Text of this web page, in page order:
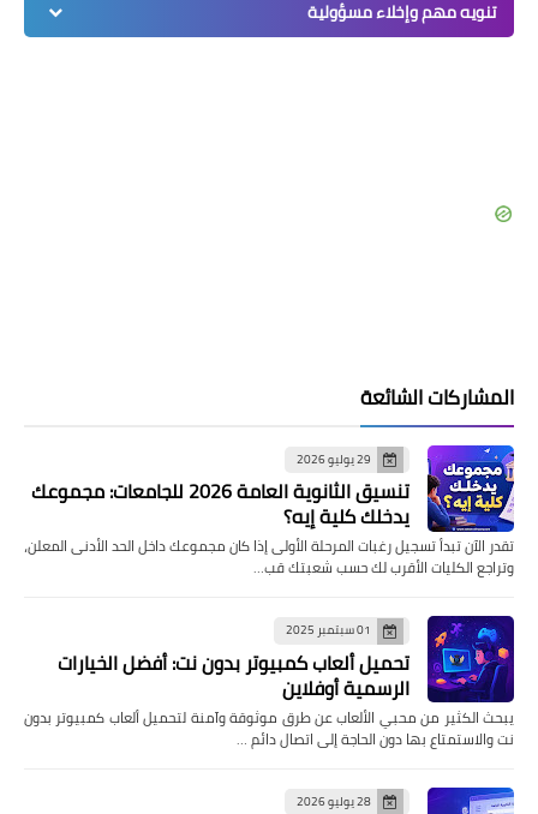
تنويه مهم وإخلاء مسؤولية
المشاركات الشائعة
29 يوليو 2026
تنسيق الثانوية العامة 2026 للجامعات: مجموعك
يدخلك كلية إيه؟
تقدر الآن تبدأ تسجيل رغبات المرحلة الأولى إذا كان مجموعك داخل الحد الأدنى المعلن،
وتراجع الكليات الأقرب لك حسب شعبتك قب…
01 سبتمبر 2025
تحميل ألعاب كمبيوتر بدون نت: أفضل الخيارات
الرسمية أوفلاين
يبحث الكثير من محبي الألعاب عن طرق موثوقة وآمنة لتحميل ألعاب كمبيوتر بدون
نت والاستمتاع بها دون الحاجة إلى اتصال دائم …
28 يوليو 2026